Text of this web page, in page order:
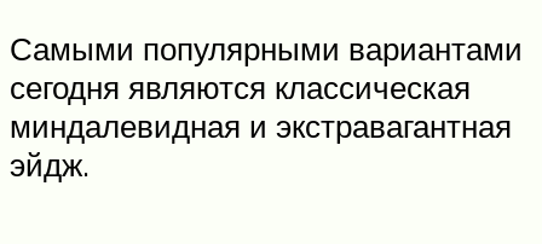
Самыми популярными вариантами
сегодня являются классическая
миндалевидная и экстравагантная
эйдж.